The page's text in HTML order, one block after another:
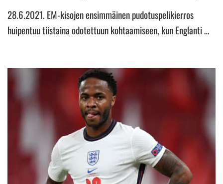
28.6.2021. EM-kisojen ensimmäinen pudotuspelikierros
huipentuu tiistaina odotettuun kohtaamiseen, kun Englanti …